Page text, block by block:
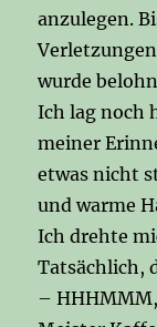
anzulegen.
wurde
Ich lag noch
meiner
etwas nicht
und warme
Ich drehte
Tatsächlich,
–